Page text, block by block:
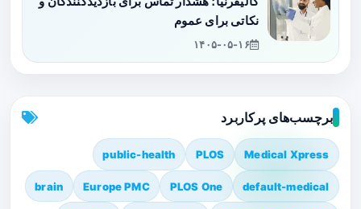
نکاتی برای عموم
۱۴۰۵-۰۵-۱۶
برچسب‌های پرکاربرد
Medical Xpress
PLOS
public-health
default-medical
PLOS One
Europe PMC
brain